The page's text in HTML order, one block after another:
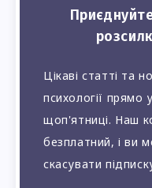
Цікаві статті та
психології
щоп'ятниці. Наш
безплатний, і ви
скасувати